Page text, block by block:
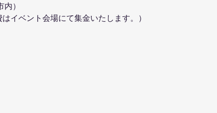
）
イベント会場にて集金いたします。）